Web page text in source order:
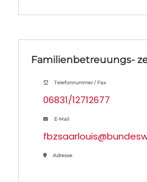
Familienbetreuungs-
Telefonnummer / Fax
06831/12712677
E-Mail
Adresse